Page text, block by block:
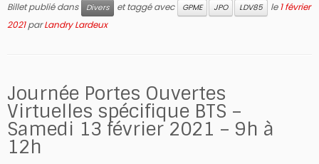
Billet publié dans Divers et taggé avec GPME JPO LDV85 le1 février
2021 parLandry Lardeux
Journée Portes Ouvertes
Virtuelles spécifique BTS –
Samedi 13 février 2021 – 9h à
12h